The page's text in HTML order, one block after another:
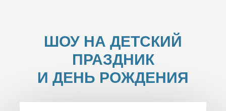
ШОУ НА ДЕТСКИЙ
ПРАЗДНИК
И ДЕНЬ РОЖДЕНИЯ